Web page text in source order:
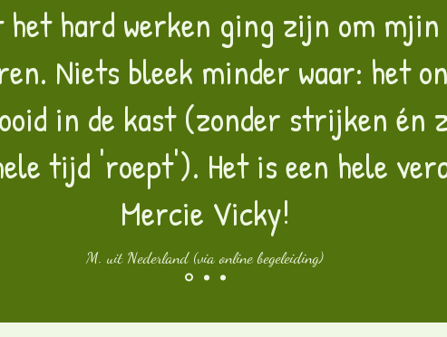
het hard werken ging zijn om
Niets bleek minder waar: het
in de kast (zonder strijken én
tijd 'roept'). Het is een hele
Mercie Vicky!
M. uit Nederland (via online begeleiding)